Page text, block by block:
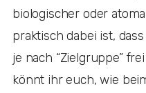
biologischer oder
praktisch dabei ist,
je nach “Zielgruppe”
könnt ihr euch, wie